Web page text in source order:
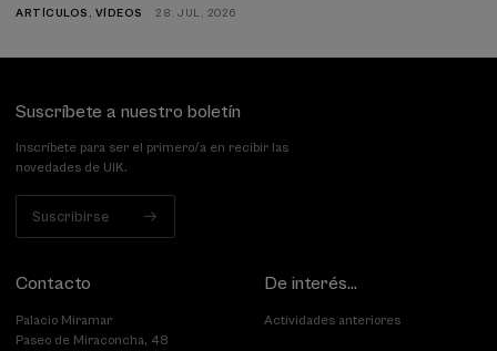
ARTÍCULOS , VÍDEOS 28. JUL, 2026
Suscríbete a nuestro boletín
Inscríbete para ser el primero/a en recibir las
novedades de UIK.
Suscribirse
Contacto
Palacio Miramar
Paseo de Miraconcha, 48
De interés...
Actividades anteriores